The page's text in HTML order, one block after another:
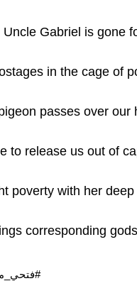
Uncle Gabriel is gone
in the cage of
passes over our
to release us out of
poverty with her deep
corresponding